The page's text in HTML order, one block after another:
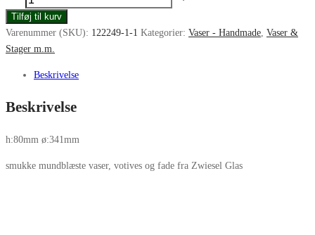
Glas
Signum
clear
Tilføj til kurv
Varenummer (SKU): 122249-1-1 Kategorier: Vaser - Handmade Vaser &
Stager m.m.
Beskrivelse
Beskrivelse
h:80mm ø:341mm
smukke mundblæste vaser, votives og fade fra Zwiesel Glas